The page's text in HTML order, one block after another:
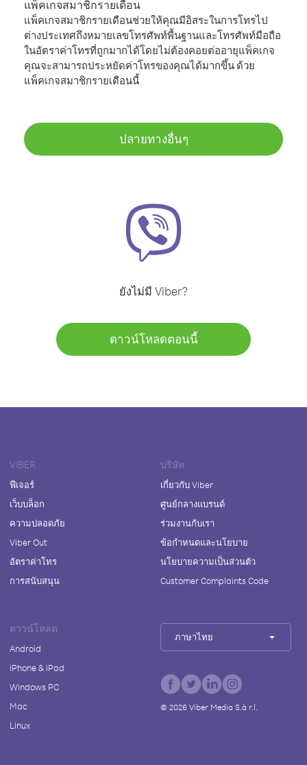
แพ็คเกจสมาชิกรายเดือน
แพ็คเกจสมาชิกรายเดือนช่วยให้คุณมีอิสระในการโทรไป
ต่างประเทศถึงหมายเลขโทรศัพท์พื้นฐานและโทรศัพท์มือถือ
ในอัตราค่าโทรที่ถูกมากได้โดยไม่ต้องคอยต่ออายุแพ็คเกจ
คุณจะสามารถประหยัดค่าโทรของคุณได้มากขึ้น ด้วย
แพ็คเกจสมาชิกรายเดือนนี้
ปลายทางอื่นๆ
ยังไม่มี Viber?
ดาวน์โหลดตอนนี้
VIBER
ฟีเจอร์
เว็บบล็อก
ความปลอดภัย
Viber Out
อัตราค่าโทร
การสนับสนุน
บริษัท
เกี่ยวกับ Viber
ศูนย์กลางแบรนด์
ร่วมงานกับเรา
ข้อกำหนดและนโยบาย
นโยบายความเป็นส่วนตัว
Customer Complaints Code
ดาวน์โหลด
Android
iPhone & iPad
Windows PC
Mac
Linux
ภาษาไทย
© 2026Viber Media S.à r.l.